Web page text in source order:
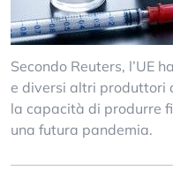
Secondo Reuters, l’UE
e diversi altri produttori
la capacità di produrre
una futura pandemia.